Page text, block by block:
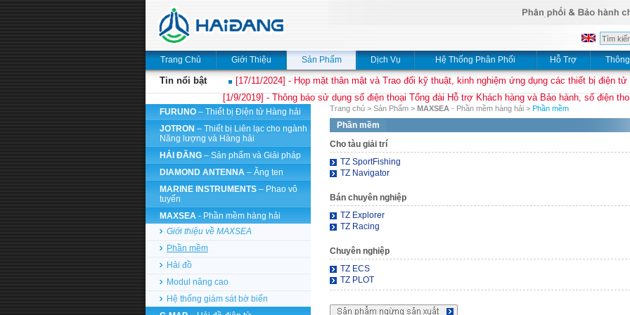
Trang Chủ Giới Thiệu Sản Phẩm Dịch Vụ Hệ Thống Phân Phối Hỗ Trợ
Tin nổi bật
[17/11/2024] - Họp mặt thân mật và Trao đổi kỹ thuật, kinh nghiệm ứng dụng các thiết bị điện
[1/9/2019] - Thông báo sử dụng số điện thoại Tổng đài Hỗ trợ Khách hàng và Bảo hành, số điện
FURUNO – Thiết bị Điện tử Hàng hải
JOTRON – Thiết bị Liên lạc cho ngành
Năng lượng và Hàng hải
HẢI ĐĂNG – Sản phẩm và Giải pháp
DIAMOND ANTENNA – Ăng ten
MARINE INSTRUMENTS – Phao vô
tuyến
MAXSEA - Phần mềm hàng hải
Giới thiệu về MAXSEA
Phần mềm
Hải đồ
Modul nâng cao
Hệ thống giám sát bờ biển
Trang chủ > Sản Phẩm > MAXSEA - Phần mềm hàng hải > Phần mềm
Phần mềm
Cho tàu giải trí
TZ SportFishing
TZ Navigator
Bán chuyên nghiệp
TZ Explorer
TZ Racing
Chuyên nghiệp
TZ ECS
TZ PLOT